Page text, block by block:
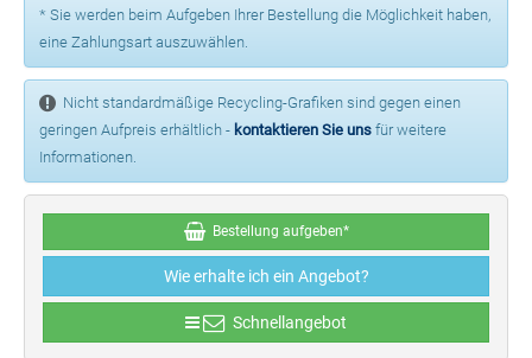
Bestellung aufgeben*
Wie erhalte ich ein Angebot?
Schnellangebot
* Sie werden beim Aufgeben Ihrer Bestellung die Möglichkeit haben,
eine Zahlungsart auszuwählen.
Nicht standardmäßige Recycling-Grafiken sind gegen einen
geringen Aufpreis erhältlich - kontaktieren Sie uns für weitere
Informationen.